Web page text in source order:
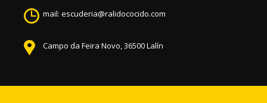
mail: escuderia@ralidococido.com
Campo da Feira Novo, 36500 Lalín